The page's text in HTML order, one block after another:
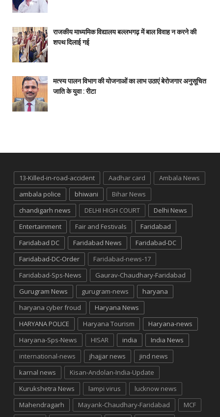
राजकीय माध्यमिक विद्यालय बल्लभगढ़ में बाल विवाह न करने की
शपथ दिलाई गई
मत्स्य पालन विभाग की योजनाओं का लाभ उठाएं बेरोजगार अनुसूचित
जाति के युवा : रीटा
13-Killed-in-road-accident Aadhar card
Ambala News
ambala police
bhiwani
Bihar News
chandigarh news
DELHI HIGH COURT
Delhi News
Entertainment
Fair and Festivals
Faridabad
Faridabad DC
Faridabad News
Faridabad-DC
Faridabad-DC-Order
Faridabad-news-17
Faridabad-Sps-News
Gaurav-Chaudhary-Faridabad
Gurugram News
gurugram-news
haryana
haryana cyber froud
Haryana News
HARYANA POLICE
Haryana Tourism
Haryana-news
Haryana-Sps-News
HISAR india
India News
international-news
jhajjar news
jind news
karnal news
Kisan-Andolan-India-Update
Kurukshetra News
lampi virus
lucknow news
Mahendragarh
Mayank-Chaudhary-Faridabad
MCF